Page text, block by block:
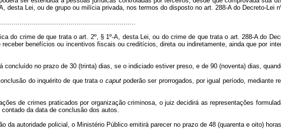
desta Lei, ou de grupo ou milícia privada, nos termos do disposto no art. 288-A do Decreto-Lei
do crime de que trata o art. 2º, § 1º-A, desta Lei, ou do crime de que trata o art. 288-A do
benefícios ou incentivos fiscais ou creditícios, direta ou indiretamente, ainda que por
concluído no prazo de 30 (trinta) dias, se o indiciado estiver preso, e de 90 (noventa) dias,
do inquérito de que trata o caputpoderão ser prorrogados, por igual período, mediante
de crimes praticados por organização criminosa, o juiz decidirá as representações
da data de conclusão dos autos.
da autoridade policial, o Ministério Público emitirá parecer no prazo de 48 (quarenta e oito)